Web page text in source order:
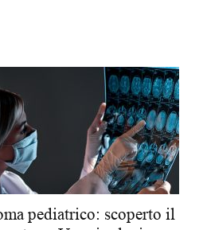
Nazionale
pediatrico: scoperto il